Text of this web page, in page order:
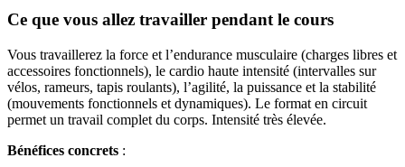
Ce que vous allez travailler pendant le cours
Vous travaillerez la force et l’endurance musculaire (charges libres et
accessoires fonctionnels), le cardio haute intensité (intervalles sur
vélos, rameurs, tapis roulants), l’agilité, la puissance et la stabilité
(mouvements fonctionnels et dynamiques). Le format en circuit
permet un travail complet du corps. Intensité très élevée.
Bénéfices concrets :